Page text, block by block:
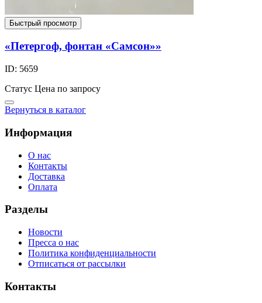
Быстрый просмотр
«Петергоф, фонтан «Самсон»»
ID: 5659
Статус Цена по запросу
Вернуться в каталог
Информация
О нас
Контакты
Доставка
Оплата
Разделы
Новости
Пресса о нас
Политика конфиденциальности
Отписаться от рассылки
Контакты